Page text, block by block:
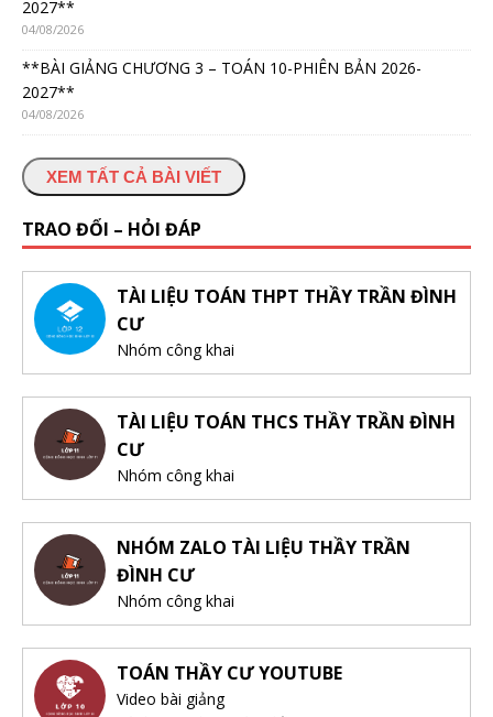
2027**
04/08/2026
**BÀI GIẢNG CHƯƠNG 3 – TOÁN 10-PHIÊN BẢN 2026-
2027**
04/08/2026
XEM TẤT CẢ BÀI VIẾT
TRAO ĐỔI – HỎI ĐÁP
TÀI LIỆU TOÁN THPT THẦY TRẦN ĐÌNH
CƯ
Nhóm công khai
TÀI LIỆU TOÁN THCS THẦY TRẦN ĐÌNH
CƯ
Nhóm công khai
NHÓM ZALO TÀI LIỆU THẦY TRẦN
ĐÌNH CƯ
Nhóm công khai
TOÁN THẦY CƯ YOUTUBE
Video bài giảng